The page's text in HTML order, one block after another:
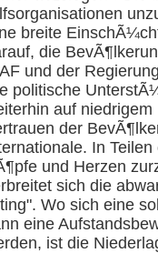
breite
die
und der
politische
auf
der
In
und Herzen
sich die
Wo sich eine
eine
ist die